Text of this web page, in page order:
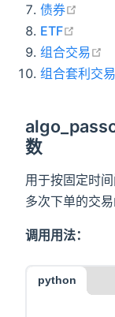
债券
ETF
组合交易
组合套利交易
数
用于按固定时
多次下单的交
调用用法：
python